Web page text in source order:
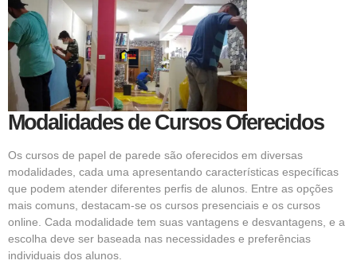
Modalidades de Cursos Oferecidos
Os cursos de papel de parede são oferecidos em diversas
modalidades, cada uma apresentando características específicas
que podem atender diferentes perfis de alunos. Entre as opções
mais comuns, destacam-se os cursos presenciais e os cursos
online. Cada modalidade tem suas vantagens e desvantagens, e a
escolha deve ser baseada nas necessidades e preferências
individuais dos alunos.